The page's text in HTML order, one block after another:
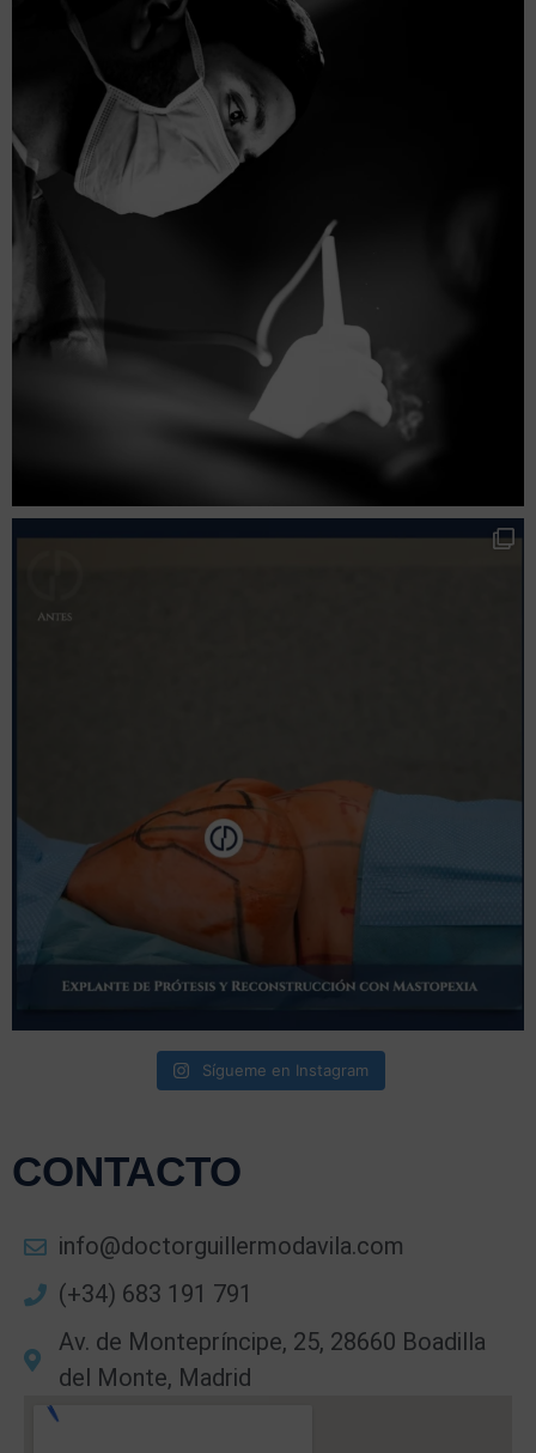
Sígueme en Instagram
CONTACTO
info@doctorguillermodavila.com
(+34) 683 191 791
Av. de Montepríncipe, 25, 28660 Boadilla
del Monte, Madrid